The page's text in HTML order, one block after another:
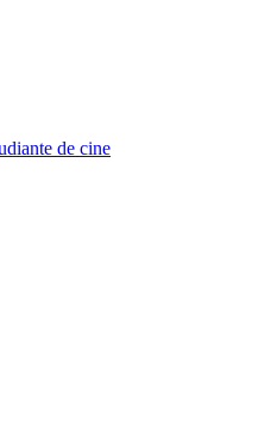
de cine